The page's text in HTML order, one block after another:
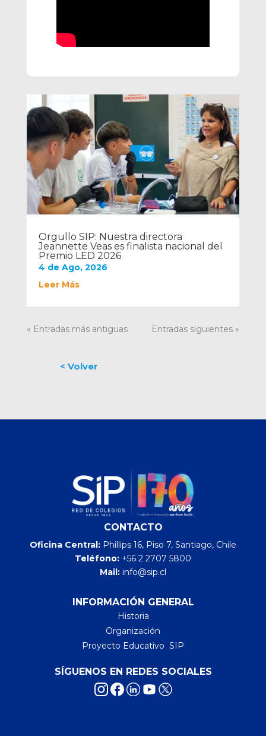
Orgullo SIP: Nuestra directora
Jeannette Veas es finalista nacional del
Premio LED 2026
4 de Ago, 2026
Leer Más
« Entradas más antiguas Entradas siguientes »
CONTACTO
Oficina Central: Phillips 16, Piso 7, Santiago, Chile
Teléfono: +56 2 2707 5800
Mail: info@sip.cl
INFORMACIÓN GENERAL
Historia
Organización
Proyecto Educativo SIP
SÍGUENOS EN REDES SOCIALES